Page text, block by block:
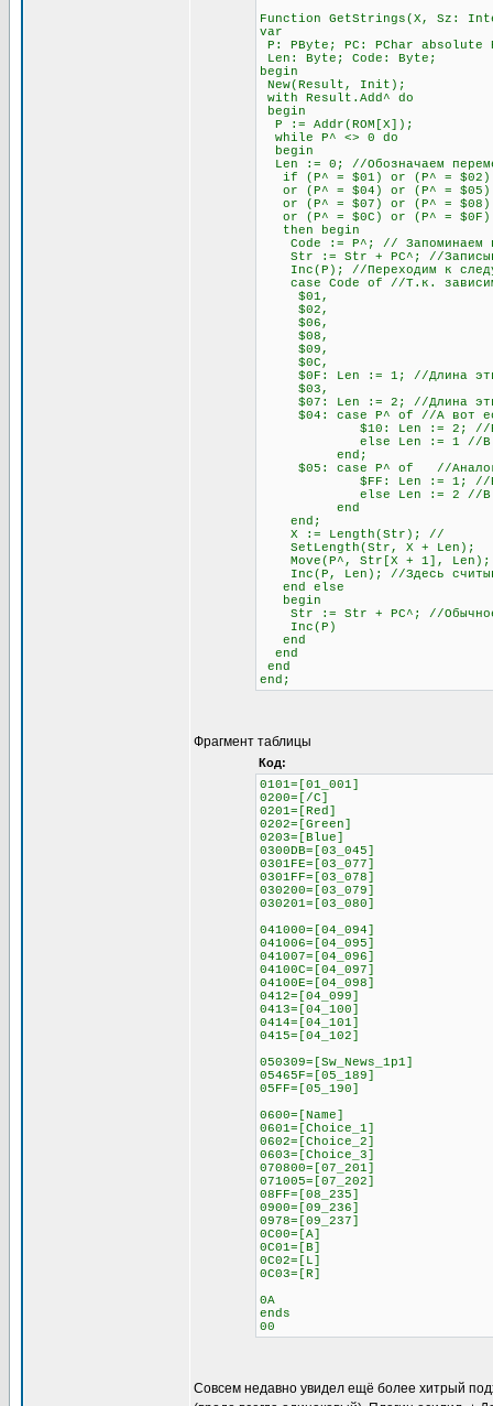
Function GetStrings(X, Sz:
var
P: PByte; PC: PChar absolute
Len: Byte; Code: Byte;
begin
New(Result, Init);
with Result.Add^ do
begin
P := Addr(ROM[X]);
while P^ <> 0 do
begin
Len := 0; //Обозначаем
if (P^ = $01) or (P^ = $02) or
or (P^ = $04) or (P^ = $05) or
or (P^ = $07) or (P^ = $08)
or (P^ = $0C) or (P^ = $0F)
then begin
Code := P^; // Запоминаем
Str := Str + PC^; //
Inc(P); //Переходим к
case Code of //Т.к.
$01,
$02,
$06,
$08,
$09,
$0C,
$0F: Len := 1; //Длина этих
$03,
$07: Len := 2; //Длина этих
$04: case P^ of //А вот если
$10: Len := 2; //Если
else Len := 1 //В любом
end;
$05: case P^ of //
$FF: Len := 1; //Если
else Len := 2 //В любом
end
end;
X := Length(Str); //
SetLength(Str, X +
Move(P^, Str[X + 1],
Inc(P, Len); //Здесь
end else
begin
Str := Str + PC^; //Обычное
Inc(P)
end
end
end
end;
Фрагмент таблицы
Код:
0101=[01_001]
0200=[/C]
0201=[Red]
0202=[Green]
0203=[Blue]
0300DB=[03_045]
0301FE=[03_077]
0301FF=[03_078]
030200=[03_079]
030201=[03_080]
041000=[04_094]
041006=[04_095]
041007=[04_096]
04100C=[04_097]
04100E=[04_098]
0412=[04_099]
0413=[04_100]
0414=[04_101]
0415=[04_102]
050309=[Sw_News_1p1]
05465F=[05_189]
05FF=[05_190]
0600=[Name]
0601=[Choice_1]
0602=[Choice_2]
0603=[Choice_3]
070800=[07_201]
071005=[07_202]
08FF=[08_235]
0900=[09_236]
0978=[09_237]
0C00=[A]
0C01=[B]
0C02=[L]
0C03=[R]
0A
ends
00
Совсем недавно увидел ещё более хитрый